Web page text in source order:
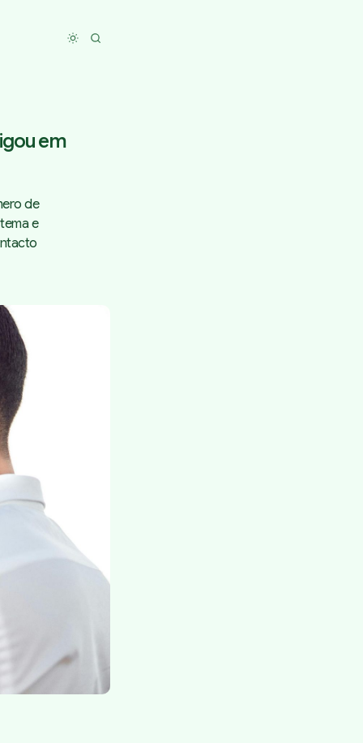
Toggle dark mode
em
de
e